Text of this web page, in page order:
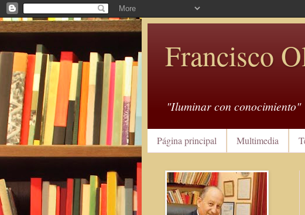
Francisco
"Iluminar con conocimiento"
Página principal Multimedia